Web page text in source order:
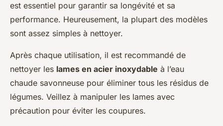
est essentiel pour garantir sa longévité et sa
performance. Heureusement, la plupart des modèles
sont assez simples à nettoyer.
Après chaque utilisation, il est recommandé de
nettoyer les lames en acier inoxydable à l’eau
chaude savonneuse pour éliminer tous les résidus de
légumes. Veillez à manipuler les lames avec
précaution pour éviter les coupures.